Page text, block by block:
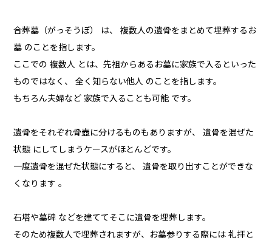
合葬墓（がっそうぼ） は、 複数人の遺骨をまとめて埋葬するお
墓 のことを指します。
ここでの 複数人 とは、先祖からあるお墓に家族で入るといった
ものではなく、 全く知らない他人 のことを指します。
もちろん夫婦など 家族で入ることも可能 です。
遺骨をそれぞれ骨壺に分けるものもありますが、 遺骨を混ぜた
状態 にしてしまうケースがほとんどです。
一度遺骨を混ぜた状態にすると、 遺骨を取り出すことができな
くなります 。
石塔や墓碑 などを建ててそこに遺骨を埋葬します。
そのため複数人で埋葬されますが、お墓参りする際には 礼拝と